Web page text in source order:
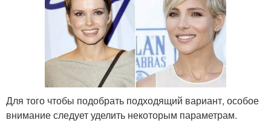
Для того чтобы подобрать подходящий вариант, особое
внимание следует уделить некоторым параметрам.